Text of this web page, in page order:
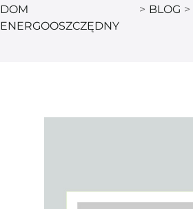
DOM
ENERGOOSZCZĘDNY
> BLOG >